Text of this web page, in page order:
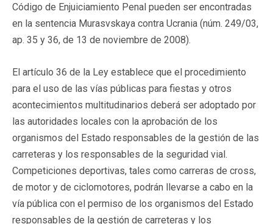
Código de Enjuiciamiento Penal pueden ser encontradas
en la sentencia Murasvskaya contra Ucrania (núm. 249/03,
ap. 35 y 36, de 13 de noviembre de 2008).
El artículo 36 de la Ley establece que el procedimiento
para el uso de las vías públicas para fiestas y otros
acontecimientos multitudinarios deberá ser adoptado por
las autoridades locales con la aprobación de los
organismos del Estado responsables de la gestión de las
carreteras y los responsables de la seguridad vial.
Competiciones deportivas, tales como carreras de cross,
de motor y de ciclomotores, podrán llevarse a cabo en la
vía pública con el permiso de los organismos del Estado
responsables de la gestión de carreteras y los